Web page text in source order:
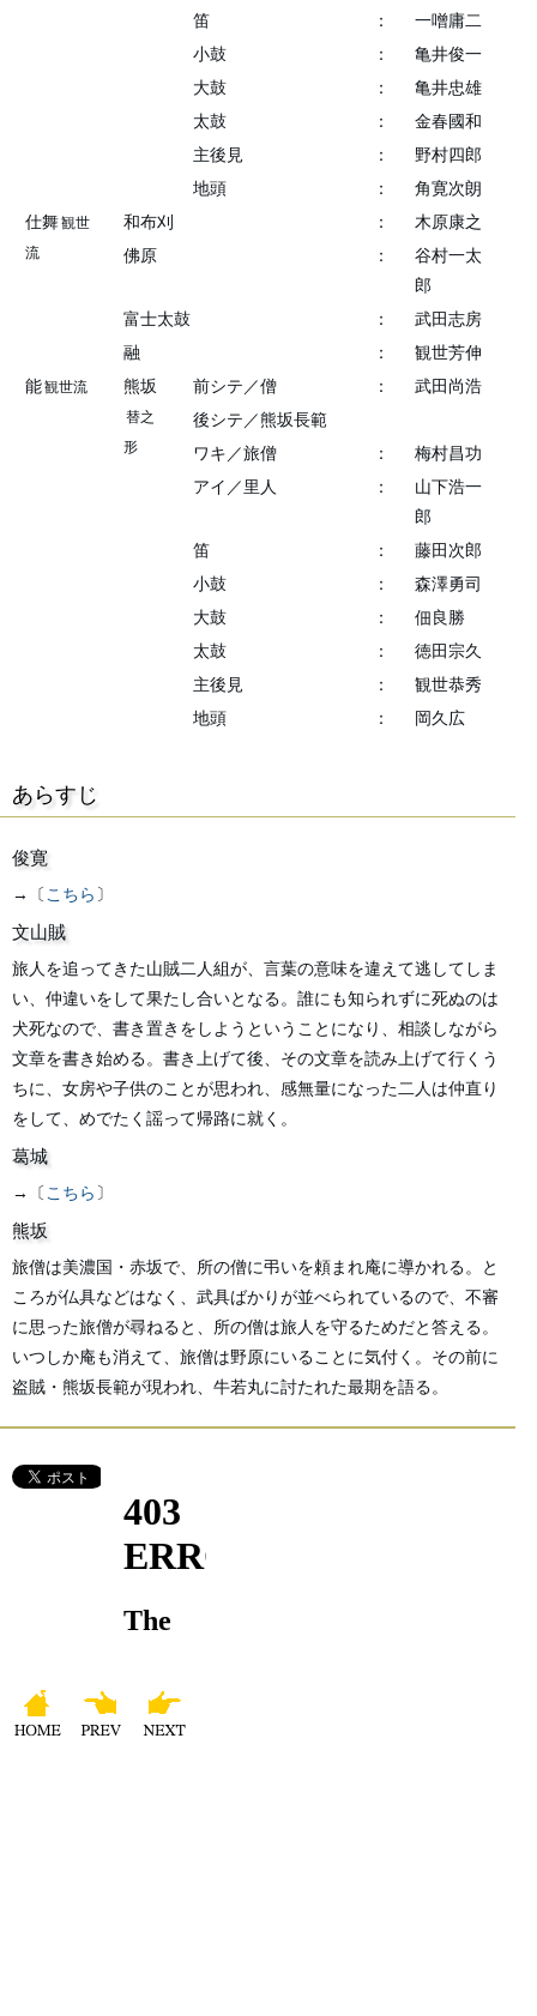
笛
：
一噌庸二
小鼓
：
亀井俊一
大鼓
：
亀井忠雄
太鼓
：
金春國和
主後見
：
野村四郎
地頭
：
角寛次朗
仕舞観世
流
和布刈 ：
木原康之
佛原
：
谷村一太
郎
富士太鼓
：
武田志房
融
：
観世芳伸
能観世流 熊坂
替之
形
前シテ／僧 ：
武田尚浩
後シテ／熊坂長範
ワキ／旅僧
：
梅村昌功
アイ／里人
：
山下浩一
郎
笛
：
藤田次郎
小鼓
：
森澤勇司
大鼓
：
佃良勝
太鼓
：
徳田宗久
主後見
：
観世恭秀
地頭
： 岡久広
あらすじ
俊寛
→〔こちら 〕
文山賊
旅人を追ってきた山賊二人組が、言葉の意味を違えて逃してしま
い、仲違いをして果たし合いとなる。誰にも知られずに死ぬのは
犬死なので、書き置きをしようということになり、相談しながら
文章を書き始める。書き上げて後、その文章を読み上げて行くう
ちに、女房や子供のことが思われ、感無量になった二人は仲直り
をして、めでたく謡って帰路に就く。
葛城
→〔こちら 〕
熊坂
旅僧は美濃国・赤坂で、所の僧に弔いを頼まれ庵に導かれる。と
ころが仏具などはなく、武具ばかりが並べられているので、不審
に思った旅僧が尋ねると、所の僧は旅人を守るためだと答える。
いつしか庵も消えて、旅僧は野原にいることに気付く。その前に
盗賊・熊坂長範が現われ、牛若丸に討たれた最期を語る。